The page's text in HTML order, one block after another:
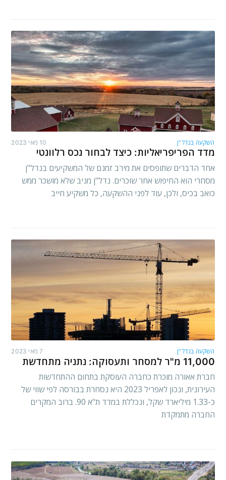
השקעה בנדל"ן 10 מאי 2023
מדד הפריפריאליות: כיצד לבחור נכס רלוונטי
אחד הדברים שתופסים את מירב זמנם של המשקיעים בנדל"ן
מסחרי הוא החיפוש אחר שוכרים. נדל"ן מניב שלא מושכר ממש
כואב בכיס, ולכן, עוד לפני ההשקעה, כל משקיע חייב
השקעה בנדל"ן 7 מאי 2023
11,000 מ"ר למסחר ותעסוקה: נתניה מתחדשת
חברת אאורה מוכרת כחברה העוסקת בתחום ההתחדשות
העירונית, ונכון לאפריל 2023 היא נסחרת בבורסה לפי שווי של
כ-1.33 מיליארד שקל, ונכללת במדד ת"א 90. ברוב המקרים
החברה מתמקדת